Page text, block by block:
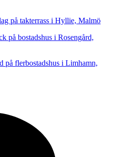
på takterrass i Hyllie, Malmö
på bostadshus i Rosengård,
på flerbostadshus i Limhamn,